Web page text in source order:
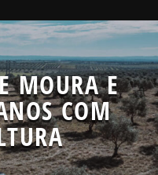
MOURA E
COM